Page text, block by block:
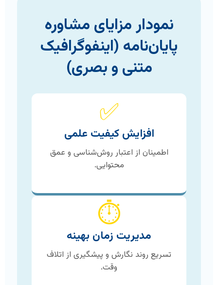
نمودار مزایای مشاوره
پایان‌نامه (اینفوگرافیک
متنی و بصری)
✅
افزایش کیفیت علمی
اطمینان از اعتبار روش‌شناسی و عمق
محتوایی.
⏱️
مدیریت زمان بهینه
تسریع روند نگارش و پیشگیری از اتلاف
وقت.